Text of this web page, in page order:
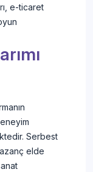
e-ticaret
Serbest
elde